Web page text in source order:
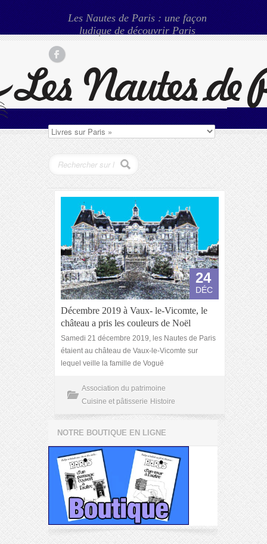
Les Nautes de Paris : une façon
ludique de découvrir Paris
24
DÉC
Décembre 2019 à Vaux- le-Vicomte, le
château a pris les couleurs de Noël
Samedi 21 décembre 2019, les Nautes de Paris
étaient au château de Vaux-le-Vicomte sur
lequel veille la famille de Voguë
Association du patrimoine
Cuisine et pâtisserie Histoire
NOTRE BOUTIQUE EN LIGNE